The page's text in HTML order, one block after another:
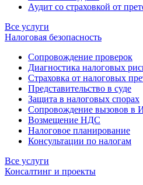
Аудит со страховкой от
Все услуги
Налоговая безопасность
Сопровождение проверок
Диагностика налоговых
Страховка от налоговых
Представительство в суде
Защита в налоговых спорах
Сопровождение вызовов
Возмещение НДС
Налоговое планирование
Консультации по налогам
Все услуги
Консалтинг и проекты